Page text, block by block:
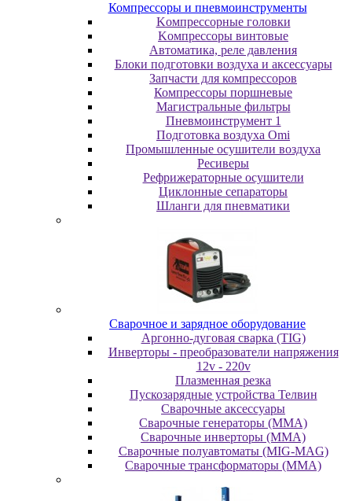
Компрессоры и пневмоинструменты
Koмпpeccopныe гoлoвки
Koмпpeccopы винтoвыe
Автоматика, реле давления
Блоки подготовки воздуха и аксессуары
Запчасти для компрессоров
Компрессоры поршневые
Магистральные фильтры
Пневмоинструмент 1
Подготовка воздуха Omi
Промышленные осушители воздуха
Ресиверы
Рефрижераторные осушители
Циклонные сепараторы
Шланги для пневматики
Cвapoчнoe и зарядное оборудование
Аргонно-дуговая сварка (TIG)
Инверторы - преобразователи напряжения
12v - 220v
Плазменная резка
Пускозарядные устройства Телвин
Сварочные аксессуары
Сварочные генераторы (MMA)
Сварочные инверторы (MMA)
Сварочные полуавтоматы (MIG-MAG)
Сварочные трансформаторы (MMA)